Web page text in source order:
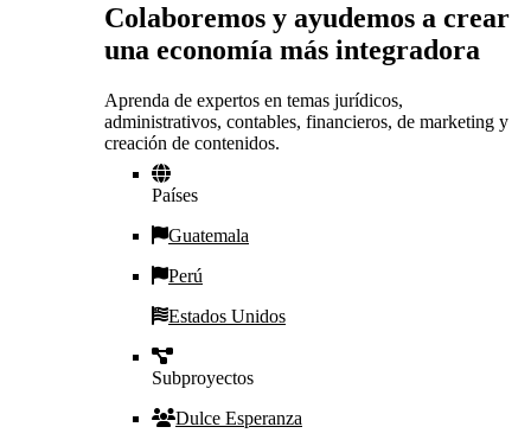
Colaboremos y ayudemos a crear
una economía más integradora
Aprenda de expertos en temas jurídicos,
administrativos, contables, financieros, de marketing y
creación de contenidos.
Países
Guatemala
Perú
Estados Unidos
Subproyectos
Dulce Esperanza